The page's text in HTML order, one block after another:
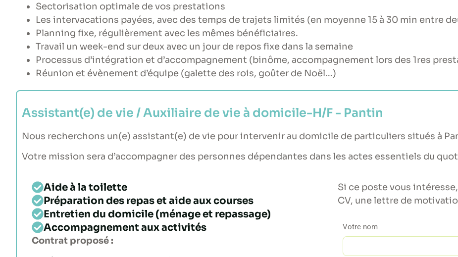
Sectorisation optimale de vos prestations
Les intervacations payées, avec des temps de trajets limités (en moyenne 15 à 30 min entre
Planning fixe, régulièrement avec les mêmes bénéficiaires.
Travail un week-end sur deux avec un jour de repos fixe dans la semaine
Processus d’intégration et d’accompagnement (binôme, accompagnement lors des 1res
Réunion et évènement d’équipe (galette des rois, goûter de Noël…)
Assistant(e) de vie / Auxiliaire de vie à domicile-H/F - Pantin
Nous recherchons un(e) assistant(e) de vie pour intervenir au domicile de particuliers situés à
Votre mission sera d’accompagner des personnes dépendantes dans les actes essentiels du
Aide à la toilette
Préparation des repas et aide aux courses
Entretien du domicile (ménage et repassage)
Accompagnement aux activités
Contrat proposé :
Si ce poste vous
CV, une lettre de
Votre nom